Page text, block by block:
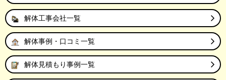
解体工事会社一覧
解体事例・口コミ一覧
解体見積もり事例一覧